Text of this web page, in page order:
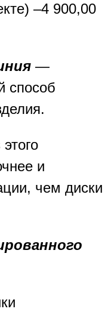
–4 900,00
—
способ
и
чем диски